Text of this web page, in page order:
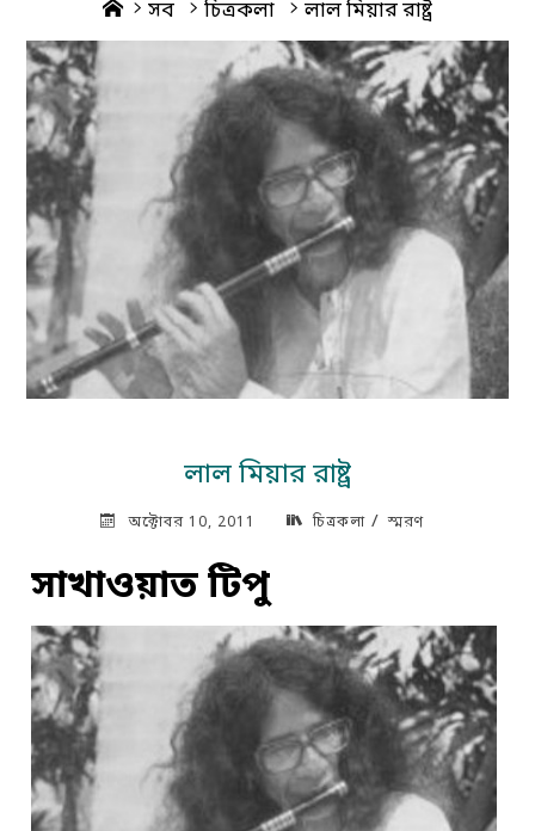
Home
সব চিত্রকলা লাল মিয়ার রাষ্ট্র
লাল মিয়ার রাষ্ট্র
অক্টোবর 10, 2011 চিত্রকলা / স্মরণ
সাখাওয়াত টিপু